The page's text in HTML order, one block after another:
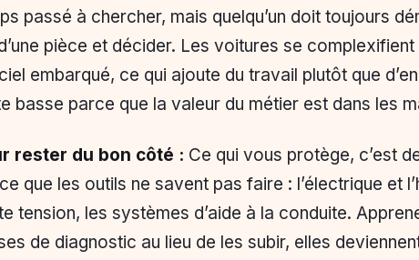
passé à chercher, mais quelqu’un doit toujours
pièce et décider. Les voitures se
embarqué, ce qui ajoute du travail plutôt que
basse parce que la valeur du métier est dans les
rester du bon côté : Ce qui vous protège, c’est
que les outils ne savent pas faire : l’électrique et
tension, les systèmes d’aide à la conduite.
de diagnostic au lieu de les subir, elles